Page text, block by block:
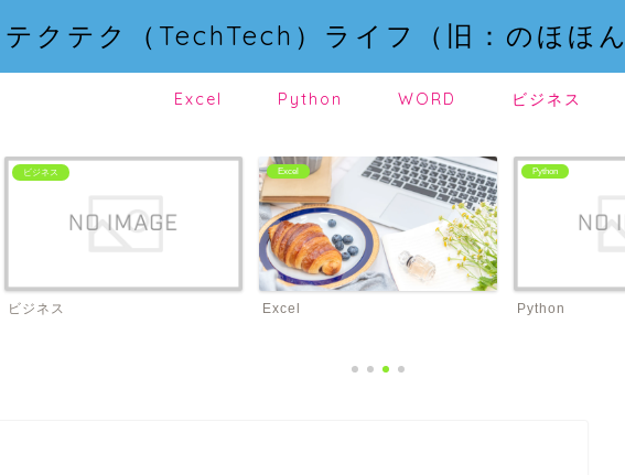
テクテク（TechTech）ライフ（旧：のほほん
Excel Python WORD ビジネス
ビジネス
ビジネス
Excel
Excel
Python
Python